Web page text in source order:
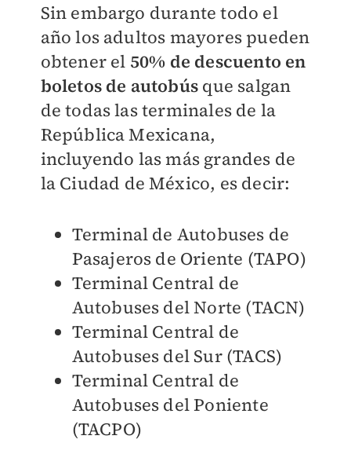
Sin embargo durante todo el
año los adultos mayores pueden
obtener el 50% de descuento en
boletos de autobús que salgan
de todas las terminales de la
República Mexicana,
incluyendo las más grandes de
la Ciudad de México, es decir:
Terminal de Autobuses de
Pasajeros de Oriente (TAPO)
Terminal Central de
Autobuses del Norte (TACN)
Terminal Central de
Autobuses del Sur (TACS)
Terminal Central de
Autobuses del Poniente
(TACPO)